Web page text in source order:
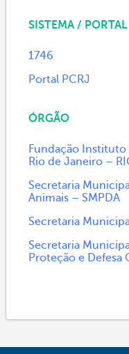
SISTEMA / PORTAL
1746
Portal PCRJ
ÓRGÃO
Fundação
Rio de Janeiro –
Secretaria
Animais – SMPDA
Secretaria
Secretaria
Proteção e Defesa